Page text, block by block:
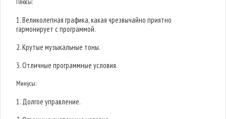
Плюсы:
1. Великолепная графика, какая чрезвычайно приятно
гармонирует с программой.
2. Крутые музыкальные тоны.
3. Отличные программные условия.
Минусы:
1. Долгое управление.